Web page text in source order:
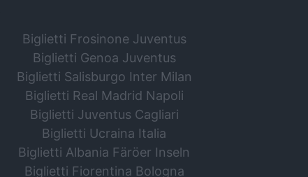
Biglietti Frosinone Juventus
Biglietti Genoa Juventus
Biglietti Salisburgo Inter Milan
Biglietti Real Madrid Napoli
Biglietti Juventus Cagliari
Biglietti Ucraina Italia
Biglietti Albania Färöer Inseln
Biglietti Fiorentina Bologna